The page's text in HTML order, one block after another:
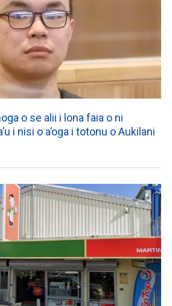
o se alii i lona faia o ni
i nisi o a’oga i totonu o Aukilani